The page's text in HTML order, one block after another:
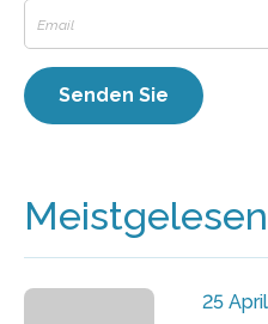
25